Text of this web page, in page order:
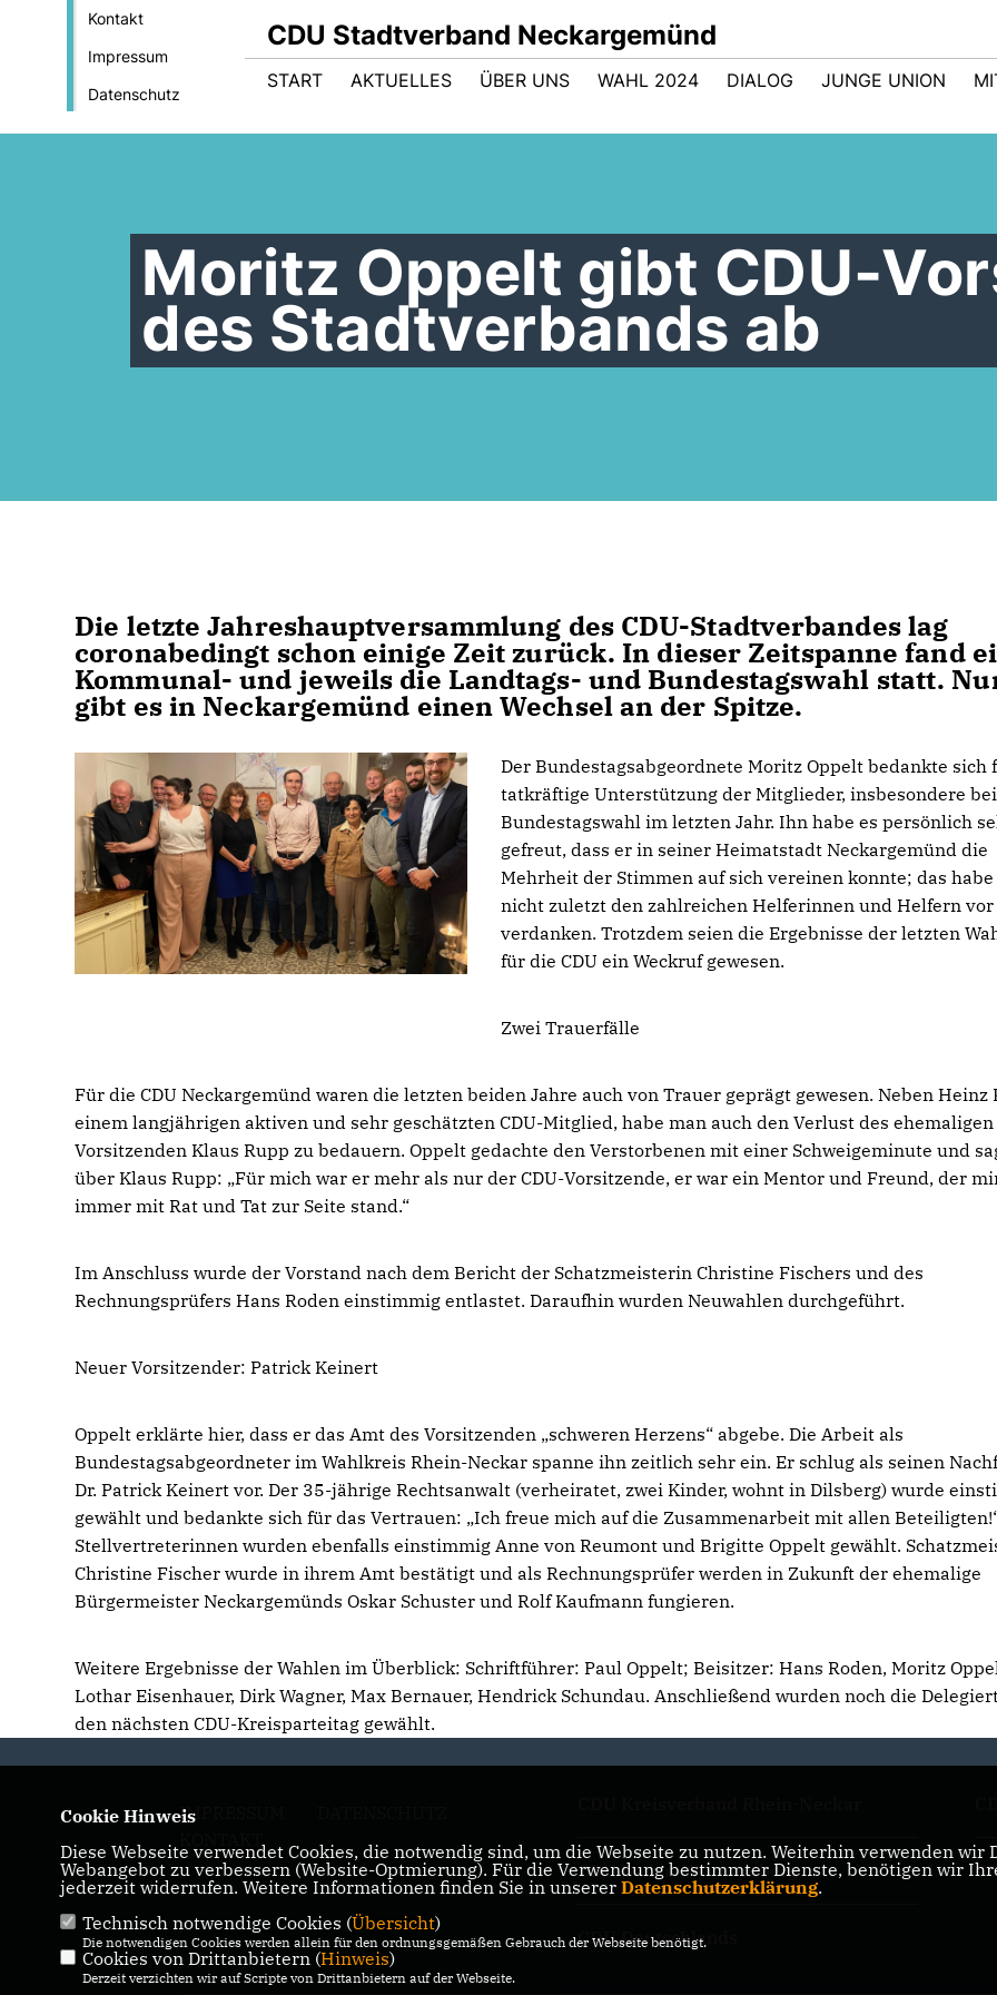
Kontakt
Impressum
Datenschutz
CDU Stadtverband Neckargemünd
START AKTUELLES ÜBER UNS WAHL 2024 DIALOG JUNGE UNION
Moritz Oppelt gibt CDU-
des Stadtverbands ab
Die letzte Jahreshauptversammlung des CDU-Stadtverbandes lag
coronabedingt schon einige Zeit zurück. In dieser Zeitspanne fand
Kommunal- und jeweils die Landtags- und Bundestagswahl statt.
gibt es in Neckargemünd einen Wechsel an der Spitze.
Der Bundestagsabgeordnete Moritz Oppelt bedankte sich
tatkräftige Unterstützung der Mitglieder, insbesondere
Bundestagswahl im letzten Jahr. Ihn habe es persönlich
gefreut, dass er in seiner Heimatstadt Neckargemünd die
Mehrheit der Stimmen auf sich vereinen konnte; das
nicht zuletzt den zahlreichen Helferinnen und Helfern vor
verdanken. Trotzdem seien die Ergebnisse der letzten
für die CDU ein Weckruf gewesen.
Zwei Trauerfälle
Für die CDU Neckargemünd waren die letzten beiden Jahre auch von Trauer geprägt gewesen. Neben Heinz
einem langjährigen aktiven und sehr geschätzten CDU-Mitglied, habe man auch den Verlust des ehemaligen
Vorsitzenden Klaus Rupp zu bedauern. Oppelt gedachte den Verstorbenen mit einer Schweigeminute und
über Klaus Rupp: „Für mich war er mehr als nur der CDU-Vorsitzende, er war ein Mentor und Freund, der
immer mit Rat und Tat zur Seite stand.“
Im Anschluss wurde der Vorstand nach dem Bericht der Schatzmeisterin Christine Fischers und des
Rechnungsprüfers Hans Roden einstimmig entlastet. Daraufhin wurden Neuwahlen durchgeführt.
Neuer Vorsitzender: Patrick Keinert
Oppelt erklärte hier, dass er das Amt des Vorsitzenden „schweren Herzens“ abgebe. Die Arbeit als
Bundestagsabgeordneter im Wahlkreis Rhein-Neckar spanne ihn zeitlich sehr ein. Er schlug als seinen
Dr. Patrick Keinert vor. Der 35-jährige Rechtsanwalt (verheiratet, zwei Kinder, wohnt in Dilsberg) wurde
gewählt und bedankte sich für das Vertrauen: „Ich freue mich auf die Zusammenarbeit mit allen
Stellvertreterinnen wurden ebenfalls einstimmig Anne von Reumont und Brigitte Oppelt gewählt.
Christine Fischer wurde in ihrem Amt bestätigt und als Rechnungsprüfer werden in Zukunft der ehemalige
Bürgermeister Neckargemünds Oskar Schuster und Rolf Kaufmann fungieren.
Weitere Ergebnisse der Wahlen im Überblick: Schriftführer: Paul Oppelt; Beisitzer: Hans Roden, Moritz
Lothar Eisenhauer, Dirk Wagner, Max Bernauer, Hendrick Schundau. Anschließend wurden noch die
den nächsten CDU-Kreisparteitag gewählt.
IMPRESSUM
KONTAKT
CDU Baden-Württemberg
CDU Deutschlands
Cookie Hinweis
Diese Webseite verwendet Cookies, die notwendig sind, um die Webseite zu nutzen. Weiterhin verwenden
Webangebot zu verbessern (Website-Optmierung). Für die Verwendung bestimmter Dienste, benötigen wir
jederzeit widerrufen. Weitere Informationen finden Sie in unserer Datenschutzerklärung.
Technisch notwendige Cookies (Übersicht)
Die notwendigen Cookies werden allein für den ordnungsgemäßen Gebrauch der Webseite benötigt.
Cookies von Drittanbietern (Hinweis)
Derzeit verzichten wir auf Scripte von Drittanbietern auf der Webseite.